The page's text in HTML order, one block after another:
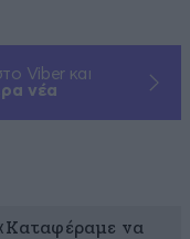
Viber και
νέα
να